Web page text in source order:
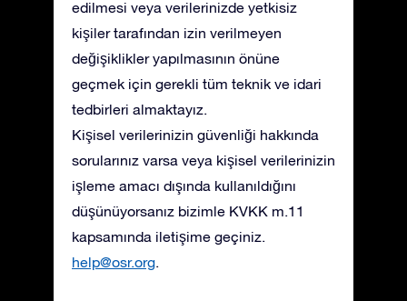
edilmesi veya verilerinizde yetkisiz
kişiler tarafından izin verilmeyen
değişiklikler yapılmasının önüne
geçmek için gerekli tüm teknik ve idari
tedbirleri almaktayız.
Kişisel verilerinizin güvenliği hakkında
sorularınız varsa veya kişisel verilerinizin
işleme amacı dışında kullanıldığını
düşünüyorsanız bizimle KVKK m.11
kapsamında iletişime geçiniz.
help@osr.org.